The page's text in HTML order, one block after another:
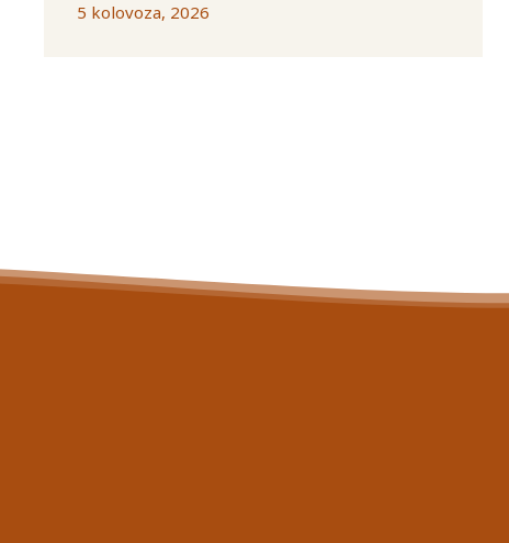
5 kolovoza, 2026